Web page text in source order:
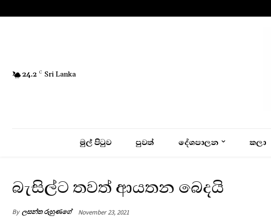
24.2 C Sri Lanka
මුල් පිටුව පුවත් දේශපාලන කලා
බැසිල්ට තවත් ආයතන බෙදයි
By ලසන්ත රුහුණගේ November 23, 2021